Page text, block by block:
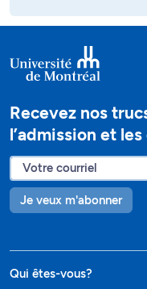
Recevez nos
l’admission et
Je veux m'abonner
Qui êtes-vous?